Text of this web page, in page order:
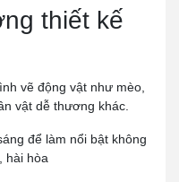
thiết kế
vẽ động vật như mèo,
vật dễ thương khác.
để làm nổi bật không
hài hòa